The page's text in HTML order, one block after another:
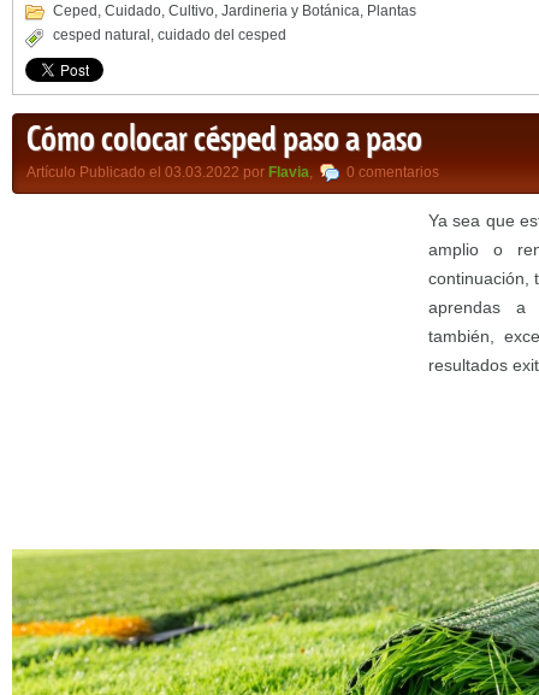
Ceped , Cuidado, Cultivo, Jardineria y Botánica, Plantas
cesped natural , cuidado del cesped
Cómo colocar césped paso a paso
Artículo Publicado el 03.03.2022 por Flavia, 0 comentarios
Ya sea que
amplio o
continuación,
aprendas
también,
resultados